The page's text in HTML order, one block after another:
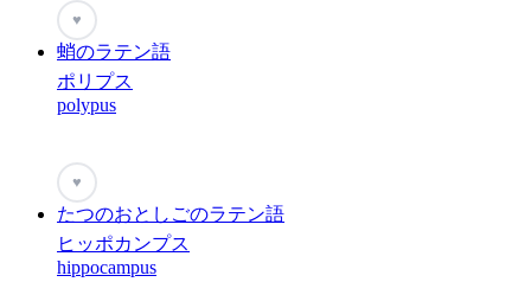
♥
蛸のラテン語
ポリプス
polypus
♥
たつのおとしごのラテン語
ヒッポカンプス
hippocampus